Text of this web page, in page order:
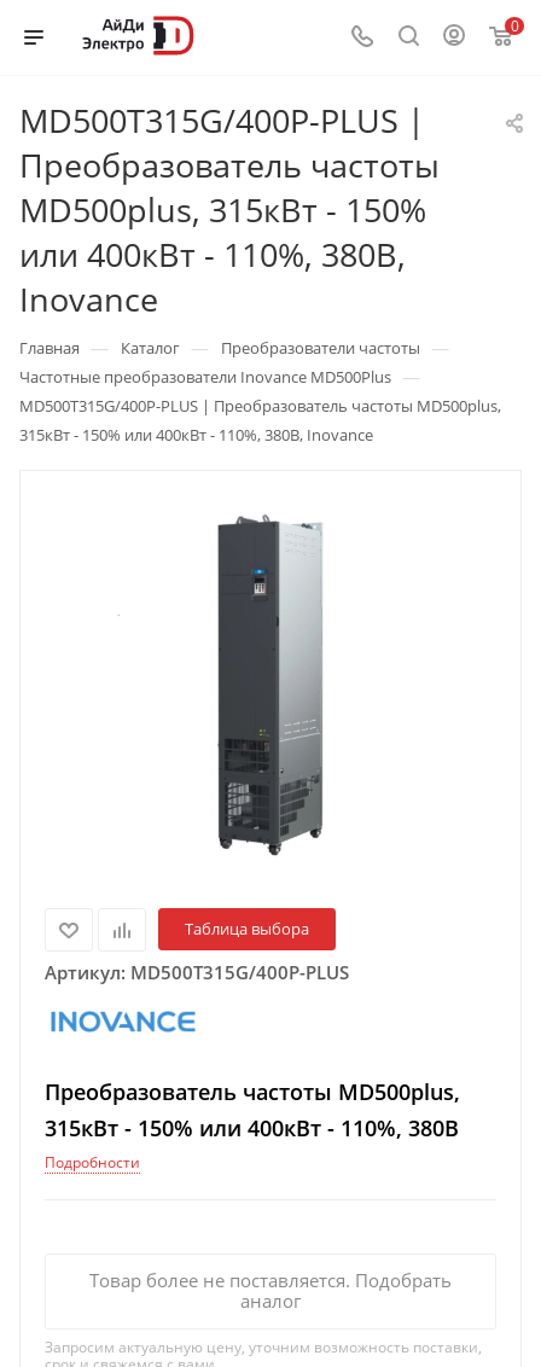
0
MD500T315G/400P-PLUS |
Преобразователь частоты
MD500plus, 315кВт - 150%
или 400кВт - 110%, 380В,
Inovance
Главная — Каталог — Преобразователи частоты —
Частотные преобразователи Inovance MD500Plus —
MD500T315G/400P-PLUS | Преобразователь частоты MD500plus,
315кВт - 150% или 400кВт - 110%, 380В, Inovance
Таблица выбора
Артикул: MD500T315G/400P-PLUS
Преобразователь частоты MD500plus,
315кВт - 150% или 400кВт - 110%, 380В
Подробности
Товар более не поставляется. Подобрать
аналог
Запросим актуальную цену, уточним возможность поставки,